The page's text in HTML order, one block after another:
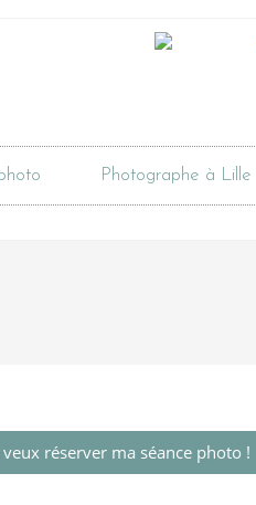
Photographe à Lille
veux réserver ma séance photo !